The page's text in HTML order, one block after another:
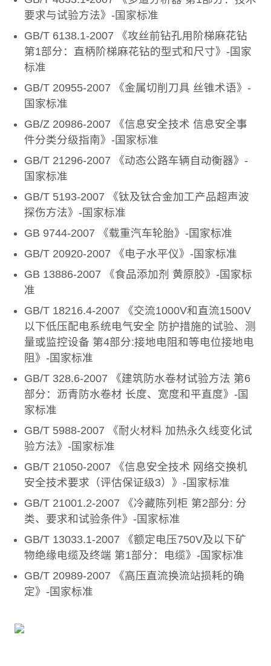
要求与试验方法》-国家标准
GB/T 6138.1-2007 《攻丝前钻孔用阶梯麻花钻
第1部分：直柄阶梯麻花钻的型式和尺寸》-国家
标准
GB/T 20955-2007 《金属切削刀具 丝锥术语》-
国家标准
GB/Z 20986-2007 《信息安全技术 信息安全事
件分类分级指南》-国家标准
GB/T 21296-2007 《动态公路车辆自动衡器》-
国家标准
GB/T 5193-2007 《钛及钛合金加工产品超声波
探伤方法》-国家标准
GB 9744-2007 《载重汽车轮胎》-国家标准
GB/T 20920-2007 《电子水平仪》-国家标准
GB 13886-2007 《食品添加剂 黄原胶》-国家标
准
GB/T 18216.4-2007 《交流1000V和直流1500V
以下低压配电系统电气安全 防护措施的试验、测
量或监控设备 第4部分:接地电阻和等电位接地电
阻》-国家标准
GB/T 328.6-2007 《建筑防水卷材试验方法 第6
部分：沥青防水卷材 长度、宽度和平直度》-国
家标准
GB/T 5988-2007 《耐火材料 加热永久线变化试
验方法》-国家标准
GB/T 21050-2007 《信息安全技术 网络交换机
安全技术要求（评估保证级3）》-国家标准
GB/T 21001.2-2007 《冷藏陈列柜 第2部分: 分
类、要求和试验条件》-国家标准
GB/T 13033.1-2007 《额定电压750V及以下矿
物绝缘电缆及终端 第1部分：电缆》-国家标准
GB/T 20989-2007 《高压直流换流站损耗的确
定》-国家标准